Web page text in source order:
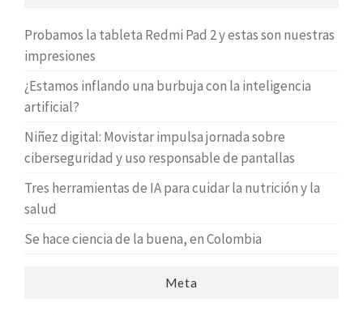
Probamos la tableta Redmi Pad 2 y estas son nuestras
impresiones
¿Estamos inflando una burbuja con la inteligencia
artificial?
Niñez digital: Movistar impulsa jornada sobre
ciberseguridad y uso responsable de pantallas
Tres herramientas de IA para cuidar la nutrición y la
salud
Se hace ciencia de la buena, en Colombia
Meta